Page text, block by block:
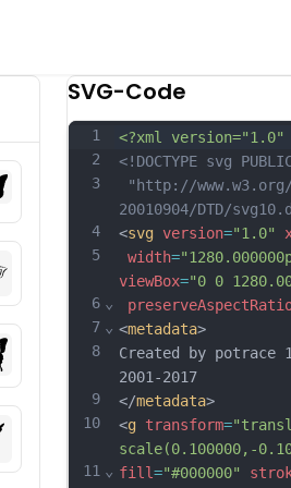
SVG-Code
1
2
3
4
5
6
7
8
9
10
11
⌄
⌄
⌄
<?xml version="1.0"
<!DOCTYPE svg
"http://www.w3.org/
20010904/DTD/
<svg version="1.0"
width=
viewBox="0 0
<metadata>
Created by
2001-2017
</metadata>
<g transform=
scale(0.100000,-
fill="#000000"